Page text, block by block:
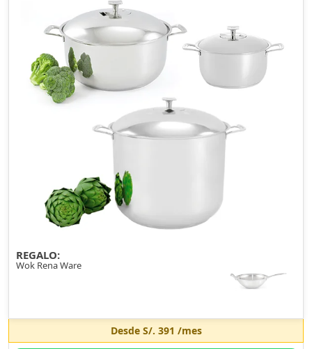
REGALO:
Wok Rena Ware
Desde S/. 391 /mes